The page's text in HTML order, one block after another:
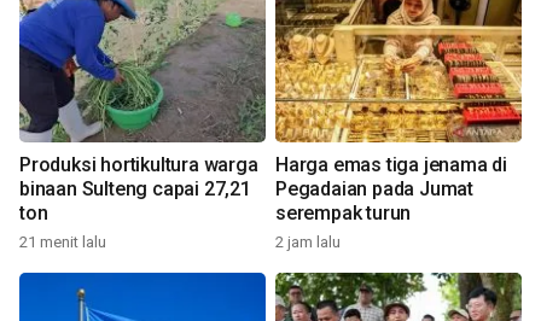
Produksi hortikultura warga
binaan Sulteng capai 27,21
ton
21 menit lalu
Harga emas tiga jenama di
Pegadaian pada Jumat
serempak turun
2 jam lalu